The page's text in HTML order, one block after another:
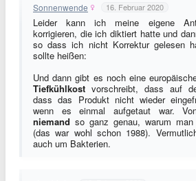
Sonnenwende 16. Februar 2020
Leider kann ich meine eigene
korrigieren, die ich diktiert hatte und
so dass ich nicht Korrektur gelesen
sollte heißen:
Und dann gibt es noch eine
Tiefkühlkost vorschreibt, dass auf
dass das Produkt nicht wieder
wenn es einmal aufgetaut war.
niemand so ganz genau, warum
(das war wohl schon 1988).
auch um Bakterien.